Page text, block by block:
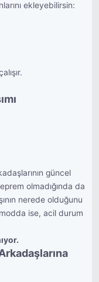
ekleyebilirsin:
güncel
olmadığında da
nerede olduğunu
ise, acil durum